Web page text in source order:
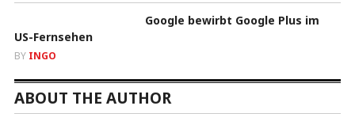
Google bewirbt Google Plus im
US-Fernsehen
BY INGO
ABOUT THE AUTHOR